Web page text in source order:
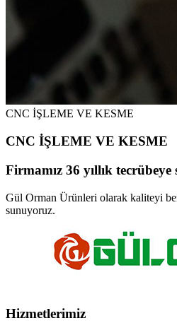
CNC İŞLEME VE KESME
CNC İŞLEME VE KESME
Firmamız 36 yıllık
Gül Orman Ürünleri olarak kaliteyi
sunuyoruz.
Hizmetlerimiz